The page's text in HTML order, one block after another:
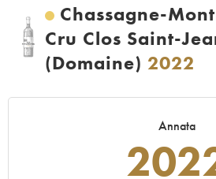
Chassagne-
Cru Clos Saint-
(Domaine) 2022
Annata